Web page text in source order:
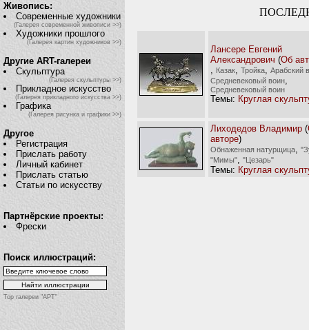
Живопись:
Современные художники
(Галерея современной живописи >>)
Художники прошлого
(Галерея картин художников >>)
Другие ART-галереи
Скульптура
(Галерея скульптуры >>)
Прикладное искусство
(Галерея прикладного искусства >>)
Графика
(Галерея рисунка и графики >>)
Другое
Регистрация
Прислать работу
Личный кабинет
Прислать статью
Статьи по искусству
Партнёрские проекты:
Фрески
Поиск иллюстраций:
Top галереи "АРТ"
Лансере Евгений
Александрович (Об
Казак Тройка
Арабский
Средневековый воин
Средневековый воин
Темы: Круглая
Лиходедов Владимир (
авторе)
Обнаженная натурщица
"Мимы"
"Цезарь"
Темы: Круглая